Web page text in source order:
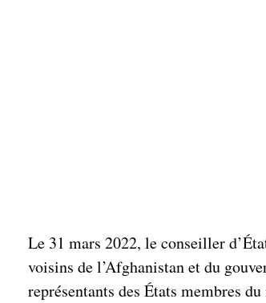
Le 31 mars 2022, le conseiller
voisins de l’Afghanistan et du
représentants des États membres